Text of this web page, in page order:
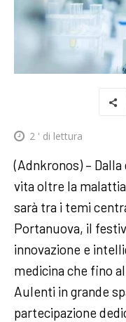
2 ' di lettura
(Adnkronos) –
vita oltre la
sarà tra i temi
Portanuova, il
innovazione e
medicina che fino
Aulenti in grande
partecipazione